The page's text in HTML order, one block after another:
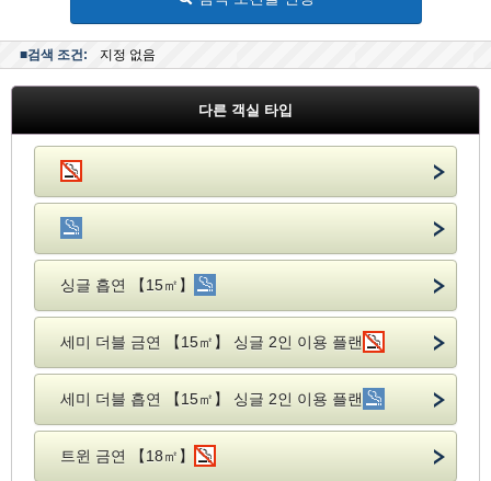
■검색 조건: 지정 없음
다른 객실 타입
싱글 흡연 【15㎡】
세미 더블 금연 【15㎡】 싱글 2인 이용 플랜
세미 더블 흡연 【15㎡】 싱글 2인 이용 플랜
트윈 금연 【18㎡】